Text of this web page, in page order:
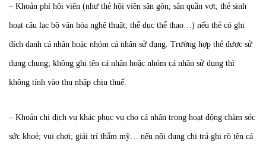
– Khoản phí hội viên (như thẻ hội viên sân gôn; sân quần vợt; thẻ sinh
hoạt câu lạc bộ văn hóa nghệ thuật; thể dục thể thao…) nếu thẻ có ghi
đích danh cá nhân hoặc nhóm cá nhân sử dụng. Trường hợp thẻ được sử
dụng chung; không ghi tên cá nhân hoặc nhóm cá nhân sử dụng thì
không tính vào thu nhập chịu thuế.
– Khoản chi dịch vụ khác phục vụ cho cá nhân trong hoạt động chăm sóc
sức khoẻ; vui chơi; giải trí thẩm mỹ… nếu nội dung chi trả ghi rõ tên cá